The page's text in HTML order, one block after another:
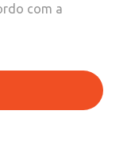
com a